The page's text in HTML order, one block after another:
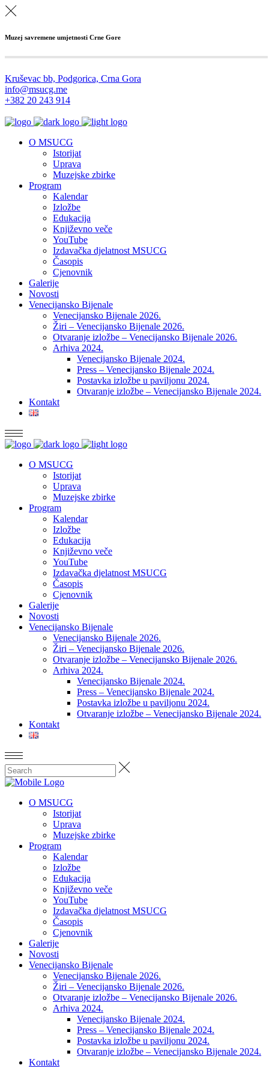
Muzej savremene umjetnosti Crne Gore
Kruševac bb, Podgorica, Crna Gora
info@msucg.me
+382 20 243 914
O MSUCG
Istorijat
Uprava
Muzejske zbirke
Program
Kalendar
Izložbe
Edukacija
Književno veče
YouTube
Izdavačka djelatnost MSUCG
Časopis
Cjenovnik
Galerije
Novosti
Venecijansko Bijenale
Venecijansko Bijenale 2026.
Žiri – Venecijansko Bijenale 2026.
Otvaranje izložbe – Venecijansko Bijenale 2026.
Arhiva 2024.
Venecijansko Bijenale 2024.
Press – Venecijansko Bijenale 2024.
Postavka izložbe u paviljonu 2024.
Otvaranje izložbe – Venecijansko Bijenale 2024.
Kontakt
O MSUCG
Istorijat
Uprava
Muzejske zbirke
Program
Kalendar
Izložbe
Edukacija
Književno veče
YouTube
Izdavačka djelatnost MSUCG
Časopis
Cjenovnik
Galerije
Novosti
Venecijansko Bijenale
Venecijansko Bijenale 2026.
Žiri – Venecijansko Bijenale 2026.
Otvaranje izložbe – Venecijansko Bijenale 2026.
Arhiva 2024.
Venecijansko Bijenale 2024.
Press – Venecijansko Bijenale 2024.
Postavka izložbe u paviljonu 2024.
Otvaranje izložbe – Venecijansko Bijenale 2024.
Kontakt
O MSUCG
Istorijat
Uprava
Muzejske zbirke
Program
Kalendar
Izložbe
Edukacija
Književno veče
YouTube
Izdavačka djelatnost MSUCG
Časopis
Cjenovnik
Galerije
Novosti
Venecijansko Bijenale
Venecijansko Bijenale 2026.
Žiri – Venecijansko Bijenale 2026.
Otvaranje izložbe – Venecijansko Bijenale 2026.
Arhiva 2024.
Venecijansko Bijenale 2024.
Press – Venecijansko Bijenale 2024.
Postavka izložbe u paviljonu 2024.
Otvaranje izložbe – Venecijansko Bijenale 2024.
Kontakt